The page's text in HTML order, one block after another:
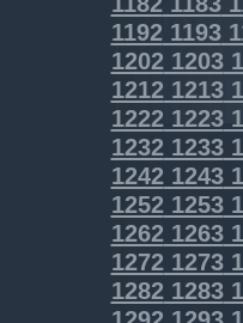
11921193
12021203
12121213
12221223
12321233
12421243
12521253
12621263
12721273
12821283